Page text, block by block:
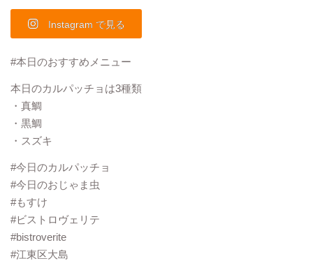
Instagram で見る
#本日のおすすめメニュー
本日のカルパッチョは3種類
・真鯛
・黒鯛
・スズキ
#今日のカルパッチョ
#今日のおじゃま虫
#もすけ
#ビストロヴェリテ
#bistroverite
#江東区大島